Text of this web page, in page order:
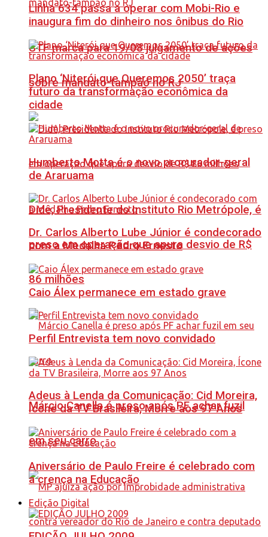
STF marca para 19/08 julgamento de ações
sobre mandato-tampão no RJ
Didê, Presidente do Instituto Rio Metrópole, é
preso em operação que apura desvio de R$
86 milhões
Márcio Canella é preso após PF achar fuzil
em seu carro
Linha 634 passa a operar com Mobi-Rio e
inaugura fim do dinheiro nos ônibus do Rio
Plano ‘Niterói que Queremos 2050’ traça
futuro da transformação econômica da
cidade
Humberto Motta é o novo procurador-geral
de Araruama
Dr. Carlos Alberto Lube Júnior é condecorado
com a Medalha Pedro Ernesto
Caio Álex permanece em estado grave
Perfil Entrevista tem novo convidado
Adeus à Lenda da Comunicação: Cid Moreira,
Ícone da TV Brasileira, Morre aos 97 Anos
Aniversário de Paulo Freire é celebrado com
a crença na Educação
Edição Digital